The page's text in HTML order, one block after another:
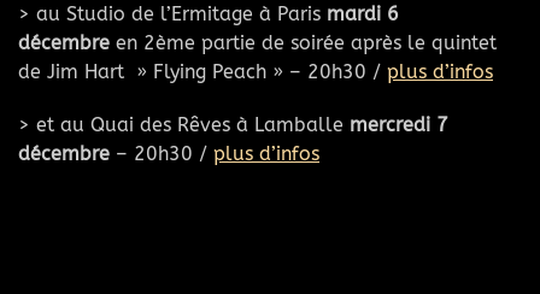
> au Studio de l’Ermitage à Paris mardi 6
décembre en 2ème partie de soirée après le quintet
de Jim Hart » Flying Peach » – 20h30 / plus d’infos
> et au Quai des Rêves à Lamballe mercredi 7
décembre – 20h30 / plus d’infos